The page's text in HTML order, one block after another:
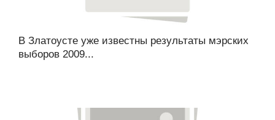
В Златоусте уже известны результаты мэрских
выборов 2009...